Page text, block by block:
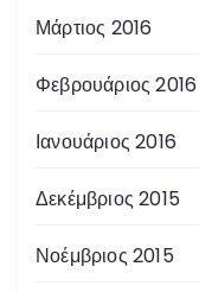
Μάρτιος 2016
Φεβρουάριος 2016
Ιανουάριος 2016
Δεκέμβριος 2015
Νοέμβριος 2015